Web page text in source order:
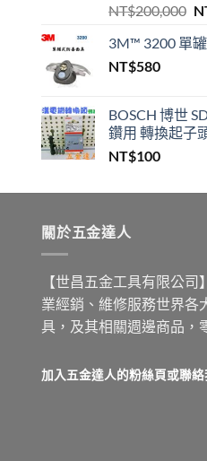
NT$200,000 原
價
3M™ 3200 單
NT$580
BOSCH 博世
鑽用 轉換起子
NT$100
關於五金達人
【世昌五金工具有限公
業經銷、維修服務世界各
具，及其相關週邊商品，
加入五金達人的粉絲頁或聯絡